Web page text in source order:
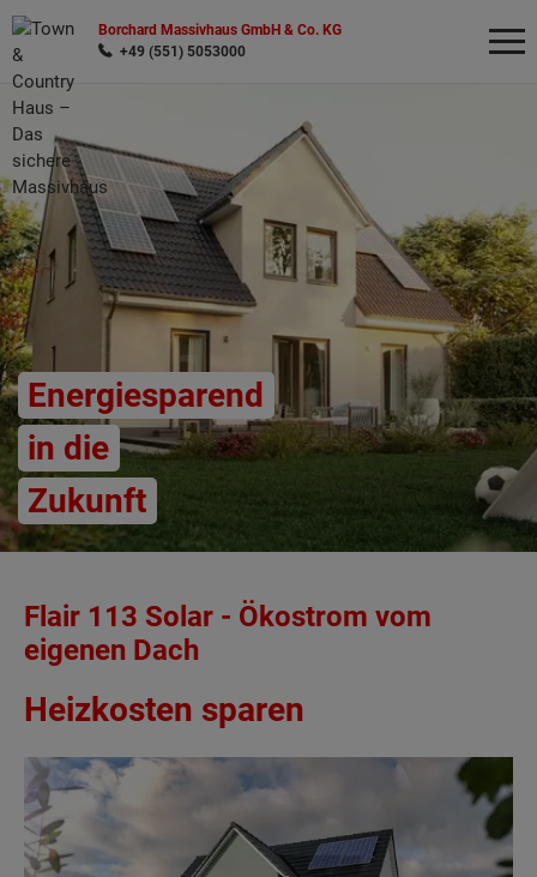
Borchard Massivhaus GmbH & Co. KG
+49 (551) 5053000
Energiesparend
in die
Zukunft
Flair 113 Solar - Ökostrom vom
eigenen Dach
Heizkosten sparen
Wonach möchten Sie suchen?